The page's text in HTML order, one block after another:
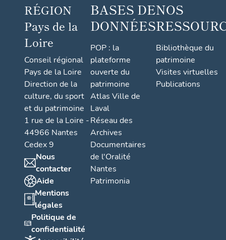
RÉGION
Pays de la
Loire
Conseil régional
Pays de la Loire
Direction de la
culture, du sport
et du patrimoine
1 rue de la Loire -
44966 Nantes
Cedex 9
Nous
contacter
Aide
Mentions
légales
Politique de
confidentialité
BASES DE
DONNÉES
POP : la
plateforme
ouverte du
patrimoine
Atlas Ville de
Laval
Réseau des
Archives
Documentaires
de l'Oralité
Nantes
Patrimonia
NOS
Bibliothèque du
patrimoine
Visites virtuelles
Publications